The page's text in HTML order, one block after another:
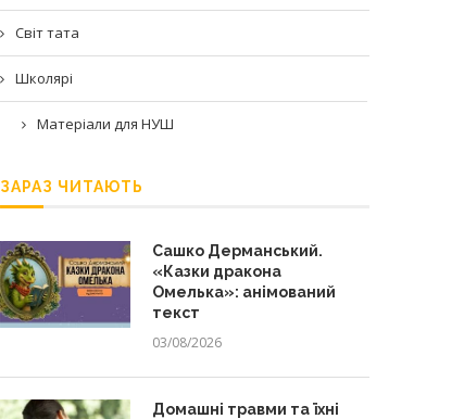
Світ тата
Школярі
Матеріали для НУШ
ЗАРАЗ ЧИТАЮТЬ
Сашко Дерманський.
«Казки дракона
Омелька»: анімований
текст
03/08/2026
Домашні травми та їхні